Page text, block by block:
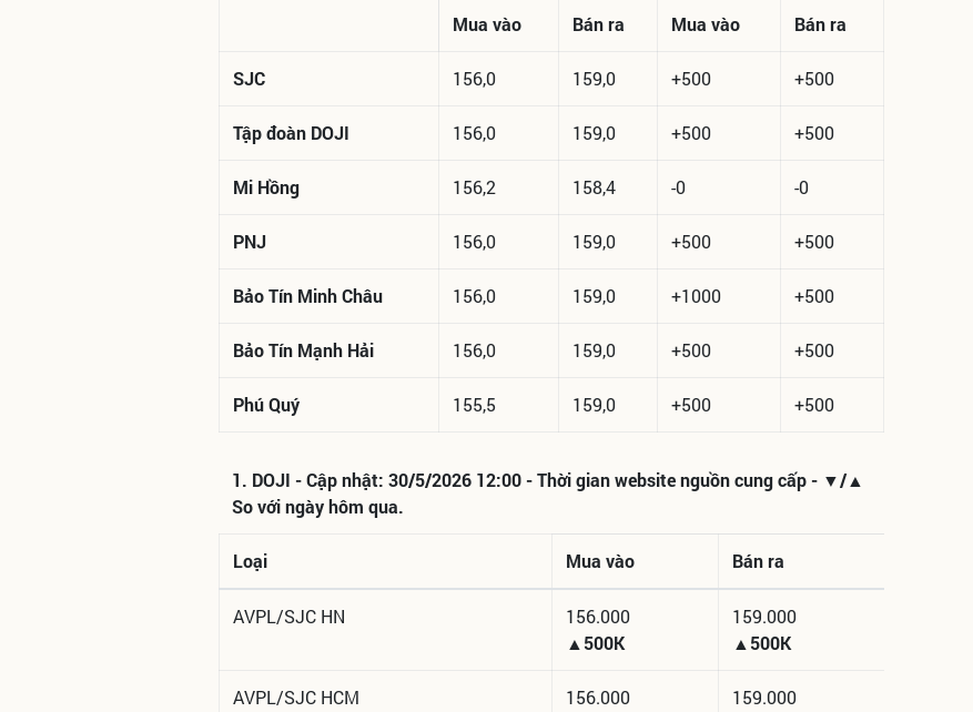
Mua vào Bán ra Mua vào Bán ra
SJC 156,0 159,0 +500 +500
Tập đoàn DOJI 156,0 159,0 +500 +500
Mi Hồng 156,2 158,4 -0 -0
PNJ 156,0 159,0 +500 +500
Bảo Tín Minh Châu 156,0 159,0 +1000 +500
Bảo Tín Mạnh Hải 156,0 159,0 +500 +500
Phú Quý 155,5 159,0 +500 +500
1. DOJI - Cập nhật: 30/5/2026 12:00 - Thời gian website nguồn cung cấp - ▼/▲
So với ngày hôm qua.
Loại Mua vào Bán ra
AVPL/SJC HN
156.000
▲500K
159.000
▲500K
AVPL/SJC HCM
156.000
159.000